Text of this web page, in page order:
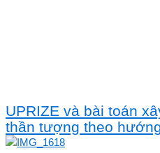
UPRIZE và bài toán
thần tượng theo